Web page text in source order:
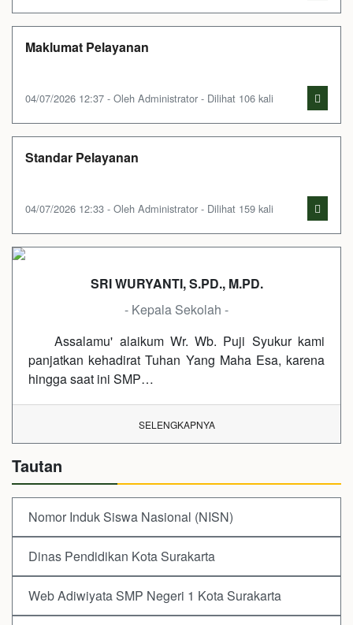
Maklumat Pelayanan
04/07/2026 12:37 - Oleh Administrator - Dilihat 106 kali
Standar Pelayanan
04/07/2026 12:33 - Oleh Administrator - Dilihat 159 kali
SRI WURYANTI, S.PD., M.PD.
- Kepala Sekolah -
Assalamu' alaikum Wr. Wb. Puji Syukur kami
panjatkan kehadirat Tuhan Yang Maha Esa, karena
hingga saat ini SMP…
SELENGKAPNYA
Tautan
Nomor Induk Siswa Nasional (NISN)
Dinas Pendidikan Kota Surakarta
Web Adiwiyata SMP Negeri 1 Kota Surakarta